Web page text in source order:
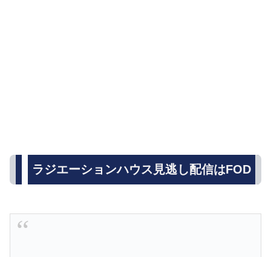
ラジエーションハウス見逃し配信はFOD